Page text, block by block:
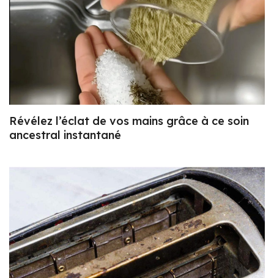
Révélez l’éclat de vos mains grâce à ce soin
ancestral instantané